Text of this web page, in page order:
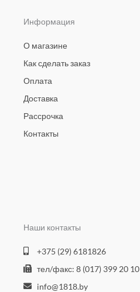
Информация
О магазине
Как сделать заказ
Оплата
Доставка
Рассрочка
Контакты
Наши контакты
+375 (29) 6181826
тел/факс: 8 (017) 399 20 10
info@1818.by